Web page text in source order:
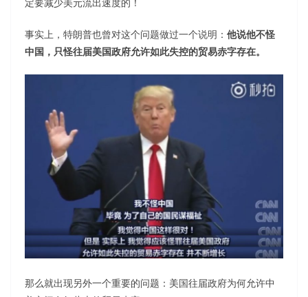
定要减少美元流出速度的！
事实上，特朗普也曾对这个问题做过一个说明： 他说他不怪
中国，只怪往届美国政府允许如此失控的贸易赤字存在。
那么就出现另外一个重要的问题：美国往届政府为何允许中